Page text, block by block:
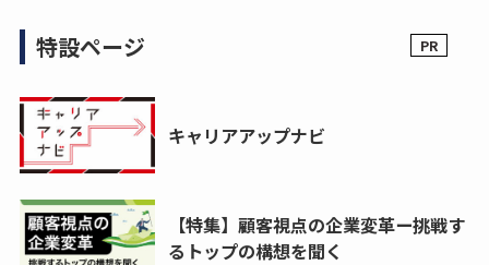
特設ページ
キャリアアップナビ
【特集】顧客視点の企業変革ー挑戦す
るトップの構想を聞く